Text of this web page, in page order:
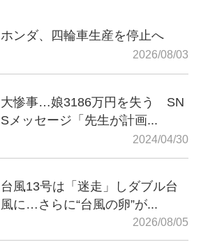
ホンダ、四輪車生産を停止へ
2026/08/03
大惨事…娘3186万円を失う SN
Sメッセージ「先生が計画...
2024/04/30
台風13号は「迷走」しダブル台
風に…さらに“台風の卵”が...
2026/08/05